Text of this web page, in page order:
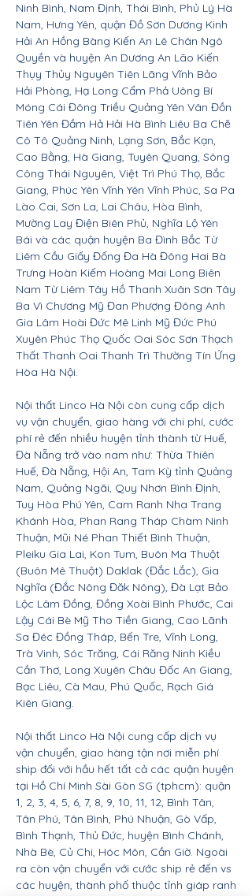
Ninh Bình, Nam Định, Thái Bình, Phủ Lý Hà
Nam, Hưng Yên, quận Đồ Sơn Dương Kinh
Hải An Hồng Bàng Kiến An Lê Chân Ngô
Quyền và huyện An Dương An Lão Kiến
Thụy Thủy Nguyên Tiên Lãng Vĩnh Bảo
Hải Phòng, Hạ Long Cẩm Phả Uông Bí
Móng Cái Đông Triều Quảng Yên Vân Đồn
Tiên Yên Đầm Hả Hải Hà Bình Liêu Ba Chẽ
Cô Tô Quảng Ninh, Lạng Sơn, Bắc Kạn,
Cao Bằng, Hà Giang, Tuyên Quang, Sông
Công Thái Nguyên, Việt Trì Phú Thọ, Bắc
Giang, Phúc Yên Vĩnh Yên Vĩnh Phúc, Sa Pa
Lào Cai, Sơn La, Lai Châu, Hòa Bình,
Mường Lay Điện Biên Phủ, Nghĩa Lộ Yên
Bái và các quận huyện Ba Đình Bắc Từ
Liêm Cầu Giấy Đống Đa Hà Đông Hai Bà
Trưng Hoàn Kiếm Hoàng Mai Long Biên
Nam Từ Liêm Tây Hồ Thanh Xuân Sơn Tây
Ba Vì Chương Mỹ Đan Phượng Đông Anh
Gia Lâm Hoài Đức Mê Linh Mỹ Đức Phú
Xuyên Phúc Thọ Quốc Oai Sóc Sơn Thạch
Thất Thanh Oai Thanh Trì Thường Tín Ứng
Hòa Hà Nội.
Nội thất Linco Hà Nội còn cung cấp dịch
vụ vận chuyển, giao hàng với chi phí, cước
phí rẻ đến nhiều huyện tỉnh thành từ Huế,
Đà Nẵng trở vào nam như: Thừa Thiên
Huế, Đà Nẵng, Hội An, Tam Kỳ tỉnh Quảng
Nam, Quảng Ngãi, Quy Nhơn Bình Định,
Tuy Hòa Phú Yên, Cam Ranh Nha Trang
Khánh Hòa, Phan Rang Tháp Chàm Ninh
Thuận, Mũi Né Phan Thiết Bình Thuận,
Pleiku Gia Lai, Kon Tum, Buôn Ma Thuột
(Buôn Mê Thuột) Daklak (Đắc Lắc), Gia
Nghĩa (Đắc Nông Đăk Nông), Đà Lạt Bảo
Lộc Lâm Đồng, Đồng Xoài Bình Phước, Cai
Lậy Cái Bè Mỹ Tho Tiền Giang, Cao Lãnh
Sa Đéc Đồng Tháp, Bến Tre, Vĩnh Long,
Trà Vinh, Sóc Trăng, Cái Răng Ninh Kiều
Cần Thơ, Long Xuyên Châu Đốc An Giang,
Bạc Liêu, Cà Mau, Phú Quốc, Rạch Giá
Kiên Giang.
Nội thất Linco Hà Nội cung cấp dịch vụ
vận chuyển, giao hàng tận nơi miễn phí
ship đối với hầu hết tất cả các quận huyện
tại Hồ Chí Minh Sài Gòn SG (tphcm): quận
1, 2, 3, 4, 5, 6, 7, 8, 9, 10, 11, 12, Bình Tân,
Tân Phú, Tân Bình, Phú Nhuận, Gò Vấp,
Bình Thạnh, Thủ Đức, huyện Bình Chánh,
Nhà Bè, Củ Chi, Hóc Môn, Cần Giờ. Ngoài
ra còn vận chuyển với cước ship rẻ đến vs
các huyện, thành phố thuộc tỉnh giáp ranh